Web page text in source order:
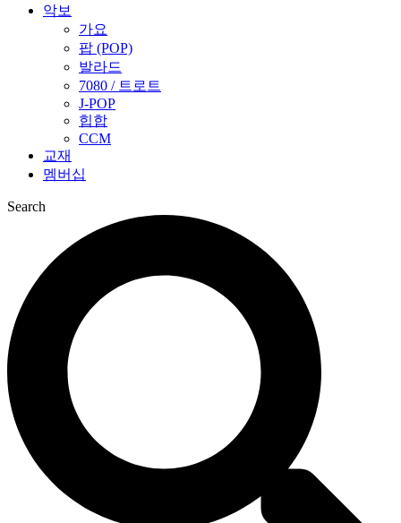
악보
가요
팝 (POP)
발라드
7080 / 트로트
J-POP
힙합
CCM
교재
멤버십
Search